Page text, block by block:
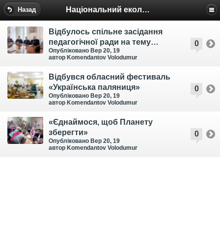
Назад Національний еколого-натуралістичний центр
0
Відбулось спільне засідання
педагогічної ради на тему
«Вдосконалення змісту
безперервної екологічної освіти
для створення єдиного
освітнього простору»
Опубліковано Вер 20, 19
автор Komendantov Volodumur
0
Відбувся обласний фестиваль
«Українська паляниця»
Опубліковано Вер 20, 19
автор Komendantov Volodumur
0
«Єднаймося, щоб Планету
зберегти»
Опубліковано Вер 20, 19
автор Komendantov Volodumur